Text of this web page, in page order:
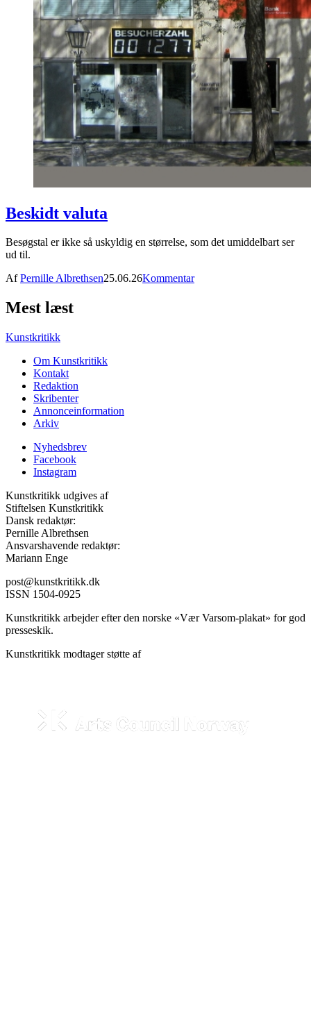
Beskidt valuta
Besøgstal er ikke så uskyldig en størrelse, som det umiddelbart ser
ud til.
AfPernille Albrethsen25.06.26Kommentar
Mest læst
Kunstkritikk
Om Kunstkritikk
Kontakt
Redaktion
Skribenter
Annonceinformation
Arkiv
Nyhedsbrev
Facebook
Instagram
Kunstkritikk udgives af
Stiftelsen Kunstkritikk
Dansk redaktør:
Pernille Albrethsen
Ansvarshavende redaktør:
Mariann Enge
post@kunstkritikk.dk
ISSN 1504-0925
Kunstkritikk arbejder efter den norske «Vær Varsom-plakat» for god
presseskik.
Kunstkritikk modtager støtte af